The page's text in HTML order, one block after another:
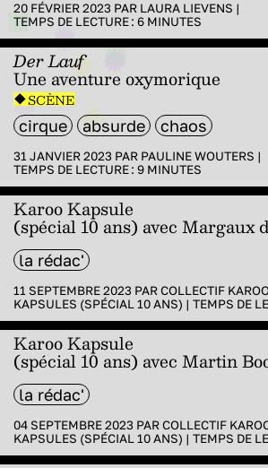
20 FÉVRIER 2023 PAR LAURA LIEVENS |
TEMPS DE LECTURE : 6 MINUTES
Der Lauf
Une aventure oxymorique
SCÈNE
cirque absurde chaos
31 JANVIER 2023 PAR PAULINE WOUTERS |
TEMPS DE LECTURE : 9 MINUTES
Karoo Kapsule
(spécial 10 ans) avec Margaux
la rédac'
11 SEPTEMBRE 2023 PARCOLLECTIF
KAPSULES (SPÉCIAL 10 ANS) | TEMPS DE
Karoo Kapsule
(spécial 10 ans) avec Martin
la rédac'
04 SEPTEMBRE 2023 PARCOLLECTIF
KAPSULES (SPÉCIAL 10 ANS) | TEMPS DE